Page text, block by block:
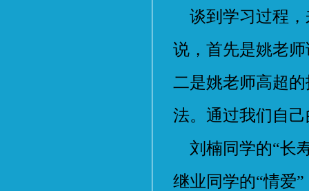
谈到学习过程，
说，首先是姚老
二是姚老师高超
法。通过我们自
刘楠同学的“长
继业同学的“情爱